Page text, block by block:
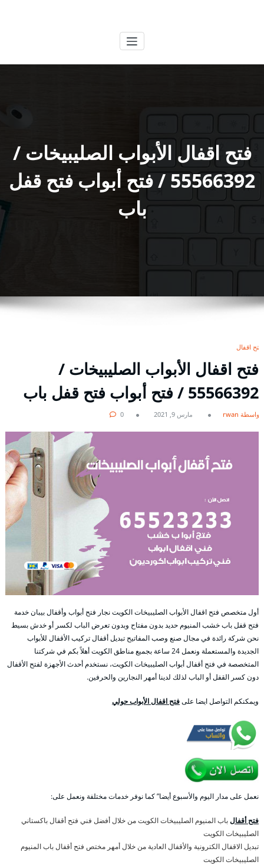
فتح اقفال الأبواب الصليبيخات /
55566392 / فتح أبواب فتح قفل
باب
فتح اقفال
فتح اقفال الأبواب الصليبيخات /
55566392 / فتح أبواب فتح قفل باب
بواسطة rwan مارس 9, 2021 0
أول متخصص فتح اقفال الأبواب الصليبيخات الكويت نجار فتح أبواب وأقفال بيبان خدمة
فتح قفل باب خشب المنيوم حديد بدون مفتاح وبدون تعرض الباب لكسر أو خدش بسيط
نحن شركة رائدة في مجال صنع وصب المفاتيح تبديل أقفال تركيب الأقفال للأبواب
الجديدة والمستعملة ونعمل 24 ساعة بجميع مناطق الكويت أهلاً بكم في شركتنا
المتخصصة في فتح أقفال أبواب الصليبيخات الكويت، نستخدم أحدث الأجهزة لفتح الأقفال
دون كسر القفل أو الباب لذلك لدينا أمهر النجارين والحرفين.
ويمكنكم التواصل ايضا علىفتح اقفال الأبواب حولي
نعمل على مدار اليوم والأسبوع أيضا” كما نوفر خدمات مختلفة ونعمل على:
فتح أقفالباب المنيوم الصليبيخات الكويت من خلال أفضل فني فتح أقفال باكستاني
الصليبيخات الكويت
تبديل الاقفال الكترونية والأقفال العادية من خلال أمهر مختص فتح أقفال باب المنيوم
الصليبيخات الكويت